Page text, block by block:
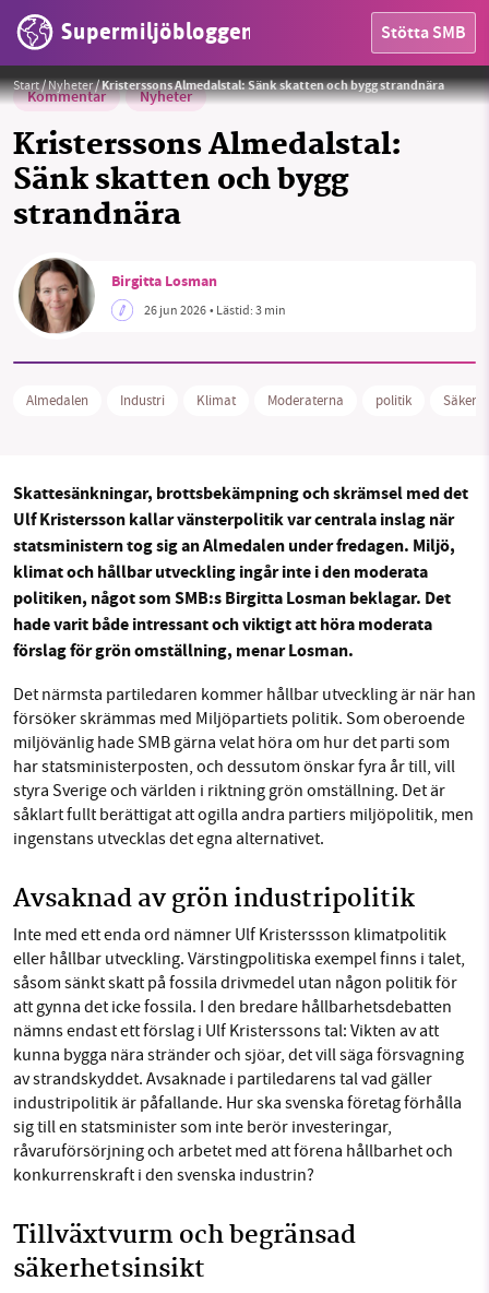
Supermiljöbloggen Stötta SMB
OMRÅDEN
Instagram BlueSky
Threads LinkedIn
Start/Nyheter/Kristerssons Almedalstal: Sänk skatten och bygg strandnära
Kommentar Nyheter
Kristerssons Almedalstal:
Sänk skatten och bygg
strandnära
Foto: Region Gotland/Moderaterna
Birgitta Losman
26 jun 2026• Lästid:3 min
Almedalen Industri Klimat Moderaterna politik
Skattesänkningar, brottsbekämpning och skrämsel med det
Ulf Kristersson kallar vänsterpolitik var centrala inslag när
statsministern tog sig an Almedalen under fredagen. Miljö,
klimat och hållbar utveckling ingår inte i den moderata
politiken, något som SMB:s Birgitta Losman beklagar. Det
hade varit både intressant och viktigt att höra moderata
förslag för grön omställning, menar Losman.
Det närmsta partiledaren kommer hållbar utveckling är när han
försöker skrämmas med Miljöpartiets politik. Som oberoende
miljövänlig hade SMB gärna velat höra om hur det parti som
har statsministerposten, och dessutom önskar fyra år till, vill
styra Sverige och världen i riktning grön omställning. Det är
såklart fullt berättigat att ogilla andra partiers miljöpolitik, men
ingenstans utvecklas det egna alternativet.
Avsaknad av grön industripolitik
Inte med ett enda ord nämner Ulf Kristerssson klimatpolitik
eller hållbar utveckling. Värstingpolitiska exempel finns i talet,
såsom sänkt skatt på fossila drivmedel utan någon politik för
att gynna det icke fossila. I den bredare hållbarhetsdebatten
nämns endast ett förslag i Ulf Kristerssons tal: Vikten av att
kunna bygga nära stränder och sjöar, det vill säga försvagning
av strandskyddet. Avsaknade i partiledarens tal vad gäller
industripolitik är påfallande. Hur ska svenska företag förhålla
sig till en statsminister som inte berör investeringar,
råvaruförsörjning och arbetet med att förena hållbarhet och
konkurrenskraft i den svenska industrin?
Tillväxtvurm och begränsad
säkerhetsinsikt
SMB kämpar för en hållbar framtid. Sedan
starten 2010 har vår ideella redaktion drivit
miljödebatten framåt genom
nyhetsbevakning och granskningar. Nu vill vi
utveckla vårt arbete – och vi hoppas att du
vill hjälpa oss.
Stötta vårt arbete genom att swisha en slant till
1231368703